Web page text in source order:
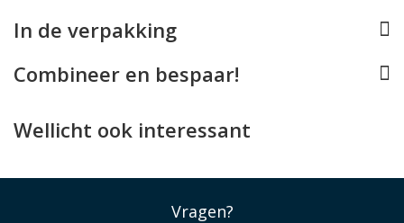
draadloos opladen en MagSafe
Lees minder
In de verpakking
Combineer en bespaar!
Wellicht ook interessant
Vragen?